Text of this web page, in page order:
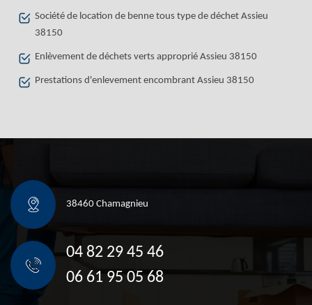
Société de location de benne tous type de déchet Assieu
38150
Enlèvement de déchets verts approprié Assieu 38150
Prestations d'enlevement encombrant Assieu 38150
38460 Chamagnieu
04 82 29 45 46
06 61 95 05 68